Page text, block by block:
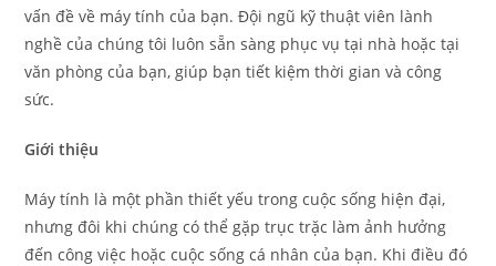
vấn đề về máy tính của bạn. Đội ngũ kỹ thuật viên lành
nghề của chúng tôi luôn sẵn sàng phục vụ tại nhà hoặc tại
văn phòng của bạn, giúp bạn tiết kiệm thời gian và công
sức.
Giới thiệu
Máy tính là một phần thiết yếu trong cuộc sống hiện đại,
nhưng đôi khi chúng có thể gặp trục trặc làm ảnh hưởng
đến công việc hoặc cuộc sống cá nhân của bạn. Khi điều đó